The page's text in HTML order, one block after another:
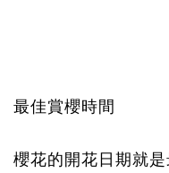
最佳賞櫻時間
櫻花的開花日期就